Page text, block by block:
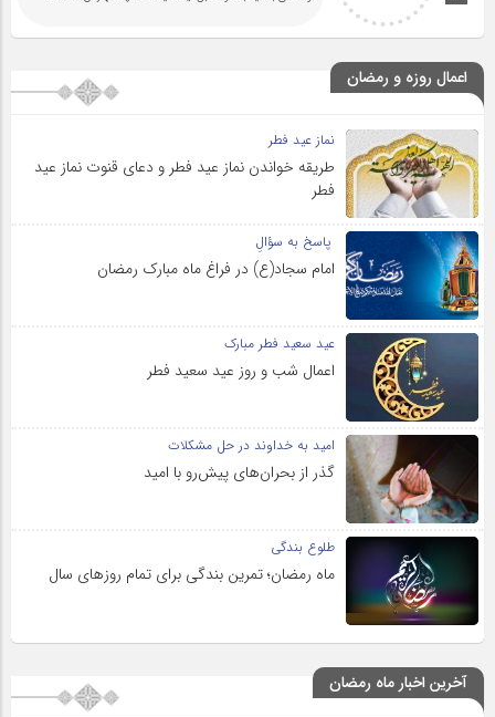
اعمال روزه و رمضان
نماز عید فطر
طریقه خواندن نماز عید فطر و دعای قنوت نماز عید
فطر
پاسخ به سؤالِ
امام سجاد(ع) در فراغ ماه مبارک رمضان
عید سعید فطر مبارک
اعمال شب و روز عید سعید فطر
امید به خداوند در حل مشکلات
گذر از بحران‌های پیش‌رو با امید
طلوع بندگی
ماه رمضان؛ تمرین بندگی برای تمام روزهای سال
آخرین اخبار ماه رمضان